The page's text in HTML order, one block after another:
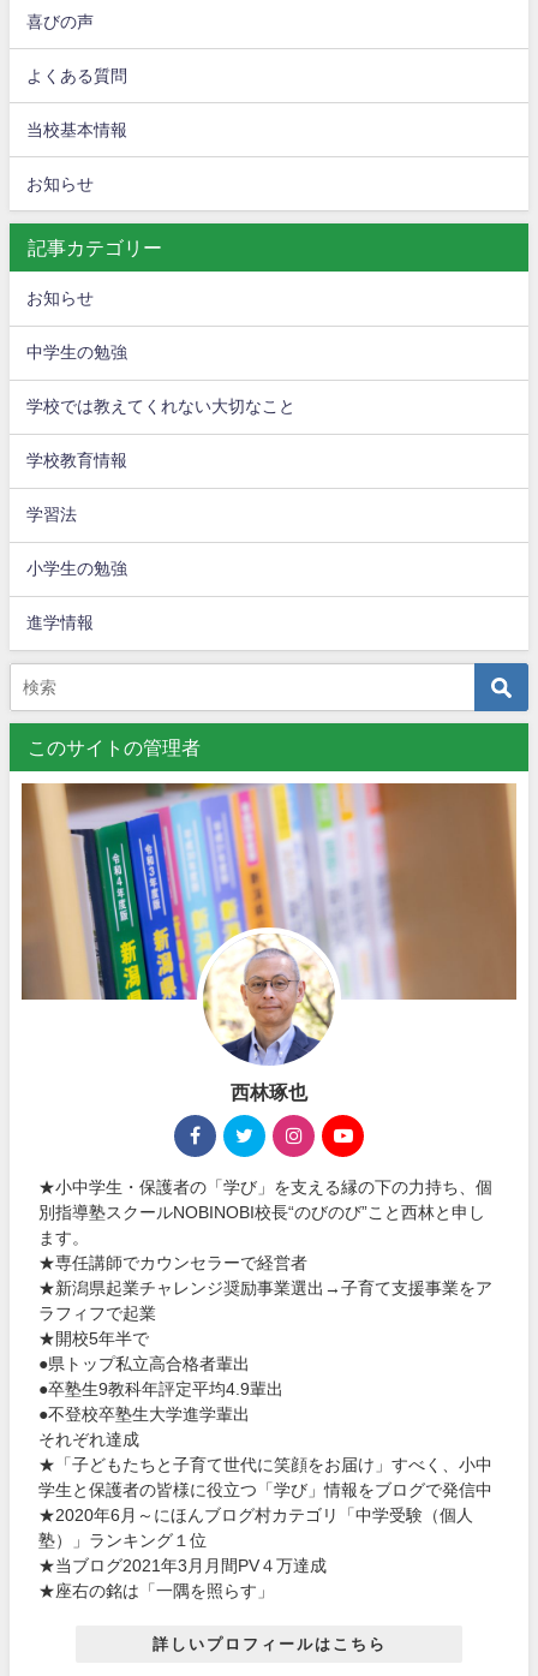
喜びの声
よくある質問
当校基本情報
お知らせ
記事カテゴリー
お知らせ
中学生の勉強
学校では教えてくれない大切なこと
学校教育情報
学習法
小学生の勉強
進学情報
このサイトの管理者
西林琢也
★小中学生・保護者の「学び」を支える縁の下の力持ち、個
別指導塾スクールNOBINOBI校長“のびのび”こと西林と申し
ます。
★専任講師でカウンセラーで経営者
★新潟県起業チャレンジ奨励事業選出→子育て支援事業をア
ラフィフで起業
★開校5年半で
●県トップ私立高合格者輩出
●卒塾生9教科年評定平均4.9輩出
●不登校卒塾生大学進学輩出
それぞれ達成
★「子どもたちと子育て世代に笑顔をお届け」すべく、小中
学生と保護者の皆様に役立つ「学び」情報をブログで発信中
★2020年6月～にほんブログ村カテゴリ「中学受験（個人
塾）」ランキング１位
★当ブログ2021年3月月間PV４万達成
★座右の銘は「一隅を照らす」
詳しいプロフィールはこちら